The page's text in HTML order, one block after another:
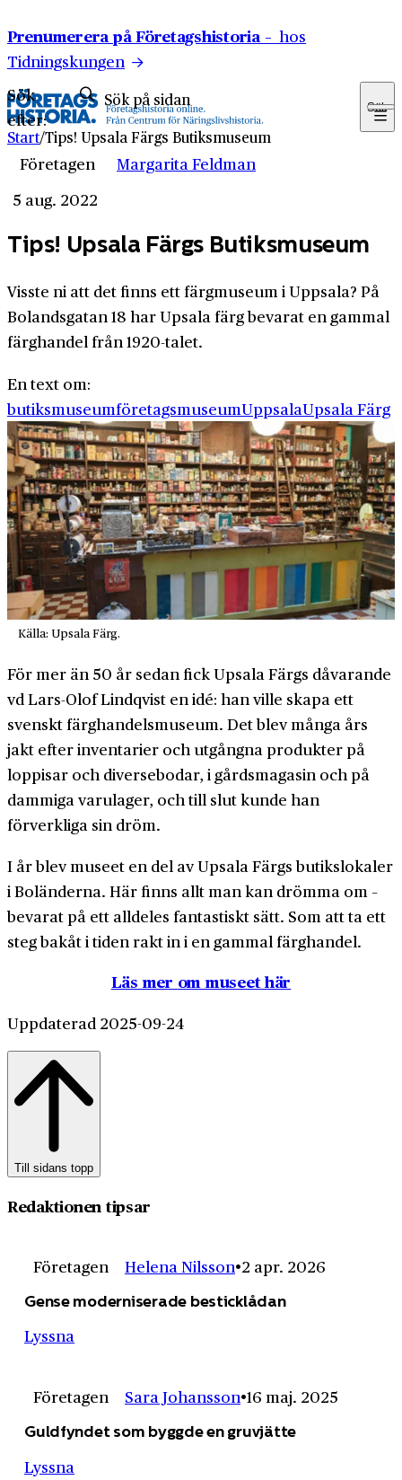
Prenumerera på Företagshistoria – hos
Tidningskungen
Sök
efter:
Sök
Start/Tips! Upsala Färgs Butiksmuseum
Företagen
Margarita Feldman
5 aug. 2022
Tips! Upsala Färgs Butiksmuseum
Visste ni att det finns ett färgmuseum i Uppsala? På
Bolandsgatan 18 har Upsala färg bevarat en gammal
färghandel från 1920-talet.
En text om:
butiksmuseumföretagsmuseumUppsalaUpsala Färg
Källa: Upsala Färg.
För mer än 50 år sedan fick Upsala Färgs dåvarande
vd Lars-Olof Lindqvist en idé: han ville skapa ett
svenskt färghandelsmuseum. Det blev många års
jakt efter inventarier och utgångna produkter på
loppisar och diversebodar, i gårdsmagasin och på
dammiga varulager, och till slut kunde han
förverkliga sin dröm.
I år blev museet en del av Upsala Färgs butikslokaler
i Boländerna. Här finns allt man kan drömma om –
bevarat på ett alldeles fantastiskt sätt. Som att ta ett
steg bakåt i tiden rakt in i en gammal färghandel.
Läs mer om museet här
Uppdaterad 2025-09-24
Till sidans topp
Redaktionen tipsar
Företagen Helena Nilsson 2 apr. 2026
Gense moderniserade besticklådan
Lyssna
Företagen Sara Johansson 16 maj. 2025
Guldfyndet som byggde en gruvjätte
Lyssna